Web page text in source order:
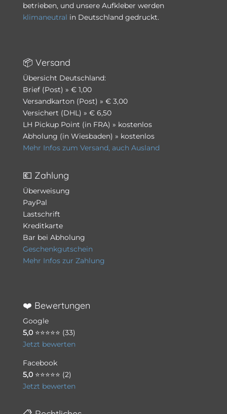
betrieben, und unsere Aufkleber werden
klimaneutral in Deutschland gedruckt.
📦 Versand
Übersicht Deutschland:
Brief (Post) » € 1,00
Versandkarton (Post) » € 3,00
Versichert (DHL) » € 6,50
LH Pickup Point (in FRA) » kostenlos
Abholung (in Wiesbaden) » kostenlos
Mehr Infos zum Versand, auch Ausland
💶 Zahlung
Überweisung
PayPal
Lastschrift
Kreditkarte
Bar bei Abholung
Geschenkgutschein
Mehr Infos zur Zahlung
❤️ Bewertungen
Google
5,0⭐⭐⭐⭐⭐ (33)
Jetzt bewerten
Facebook
5,0⭐⭐⭐⭐⭐ (2)
Jetzt bewerten